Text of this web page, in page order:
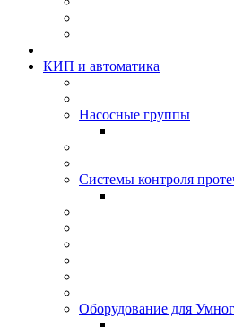
КИП и автоматика
Насосные группы
Системы контроля
Оборудование для